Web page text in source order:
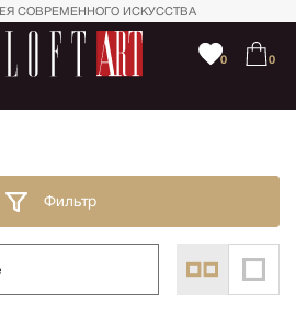
СОВРЕМЕННОГО ИСКУССТВА
0 0
Фильтр